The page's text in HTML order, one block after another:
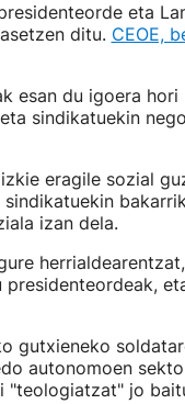
eta
ditu. CEOE,
esan du igoera
sindikatuekin
eragile sozial
izan dela.
gutxieneko
autonomoen
"teologiatzat" jo